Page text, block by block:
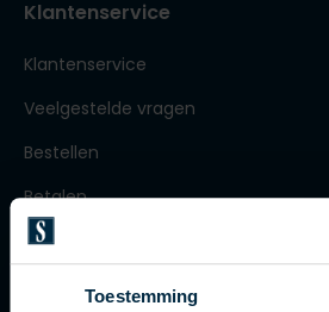
Toestemming
Roy Robson
Schiesser
Secrid
Slater
Superdry
Klantenservice
Klantenservice
Veelgestelde vragen
Bestellen
Betalen
Verzenden
Retourneren